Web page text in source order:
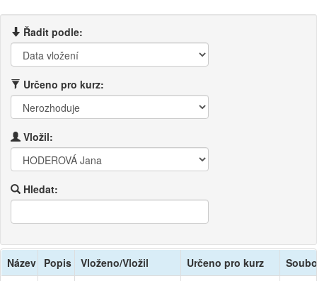
Řadit podle:
Určeno pro kurz:
Vložil:
Hledat:
Název Popis Vloženo/Vložil Určeno pro kurz